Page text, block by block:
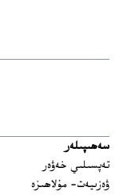
سەھىپىلەر
تەپسىلىي خەۋەر
ۋەزىيەت- مۇلاھىزە